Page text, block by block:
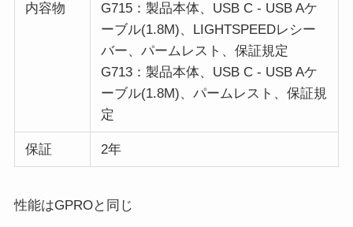
内容物
G715：製品本体、USB C - USB Aケ
ーブル(1.8M)、LIGHTSPEEDレシー
バー、パームレスト、保証規定
G713：製品本体、USB C - USB Aケ
ーブル(1.8M)、パームレスト、保証規
定
保証 2年
性能はGPROと同じ